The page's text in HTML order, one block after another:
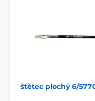
štětec plochý 6/